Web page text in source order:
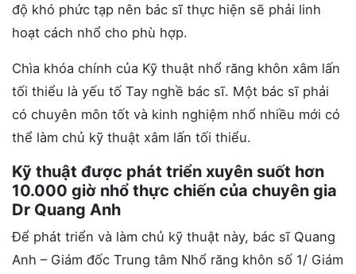
độ khó phức tạp nên bác sĩ thực hiện sẽ phải linh
hoạt cách nhổ cho phù hợp.
Chìa khóa chính của Kỹ thuật nhổ răng khôn xâm lấn
tối thiểu là yếu tố Tay nghề bác sĩ. Một bác sĩ phải
có chuyên môn tốt và kinh nghiệm nhổ nhiều mới có
thể làm chủ kỹ thuật xâm lấn tối thiểu.
Kỹ thuật được phát triển xuyên suốt hơn
10.000 giờ nhổ thực chiến của chuyên gia
Dr Quang Anh
Để phát triển và làm chủ kỹ thuật này, bác sĩ Quang
Anh – Giám đốc Trung tâm Nhổ răng khôn số 1/ Giám